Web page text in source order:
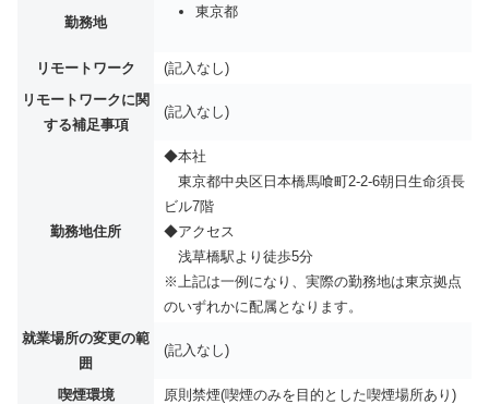
勤務地
東京都
リモートワーク
(記入なし)
リモートワークに関
する補足事項
(記入なし)
勤務地住所
◆本社
東京都中央区日本橋馬喰町2-2-6朝日生命須長
ビル7階
◆アクセス
浅草橋駅より徒歩5分
※上記は一例になり、実際の勤務地は東京拠点
のいずれかに配属となります。
就業場所の変更の範
囲
(記入なし)
喫煙環境 原則禁煙(喫煙のみを目的とした喫煙場所あり)